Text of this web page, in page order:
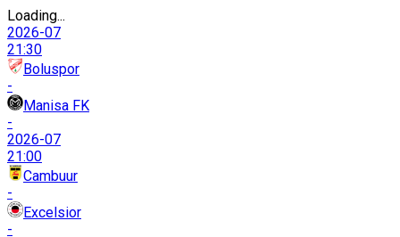
Loading...
2026-07
21:30
Boluspor
-
Manisa FK
-
2026-07
21:00
Cambuur
-
Excelsior
-